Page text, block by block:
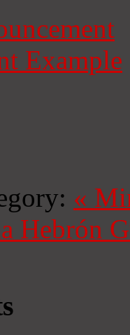
Example
«
Hebrón